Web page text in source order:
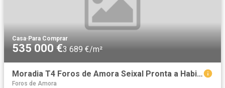
Casa· Para Comprar
535 000 €3 689 €/m²
Moradia T4 Foros de Amora Seixal Pronta a Habitar com Cave
Foros de Amora